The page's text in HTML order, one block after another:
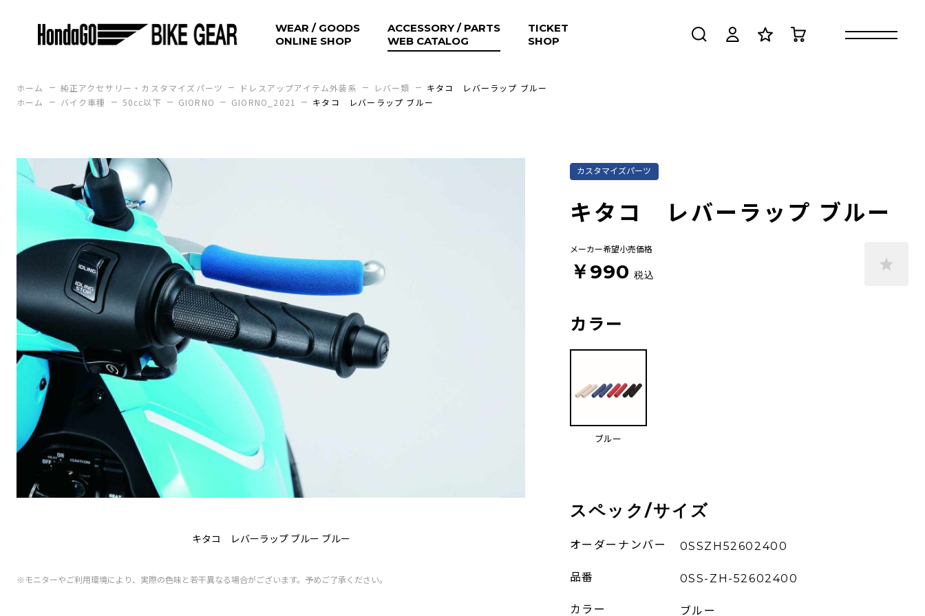
WEAR / GOODS
ONLINE SHOP
ACCESSORY / PARTS
WEB CATALOG
TICKET
SHOP
検索 ログイン お気に入り
ホーム 純正アクセサリー・カスタマイズパーツ ドレスアップアイテム外装系 レバー類
キタコ レバーラップ ブルー
ホーム
バイク車種 50cc以下 GIORNO GIORNO_2021 キタコ レバーラップ ブルー
キタコ レバーラップ ブルー ブルー
※モニターやご利用環境により、実際の色味と若干異なる場合がございます。予めご了承ください。
カスタマイズパーツ
キタコ レバーラップ ブルー
メーカー希望小売価格
￥990 税込
カラー
ブルー
スペック/サイズ
オーダーナンバー 0SSZH52602400
品番 0SS-ZH-52602400
カラー ブルー